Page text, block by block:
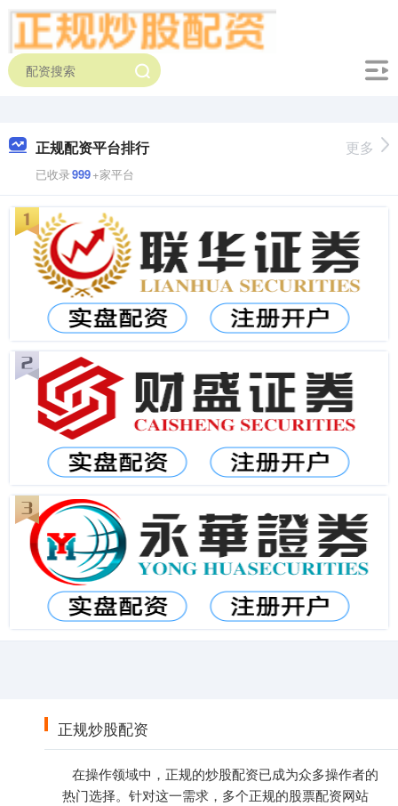
正规配资平台排行
已收录999+家平台
更多
正规炒股配资
在操作领域中，正规的炒股配资已成为众多操作者的
热门选择。针对这一需求，多个正规的股票配资网站